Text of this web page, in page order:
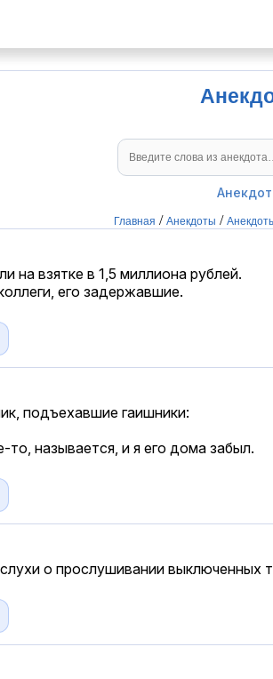
Главная / Анекдоты /
на взятке в 1,5 миллиона рублей.
его задержавшие.
подъехавшие гаишники:
называется, и я его дома забыл.
о прослушивании выключенных